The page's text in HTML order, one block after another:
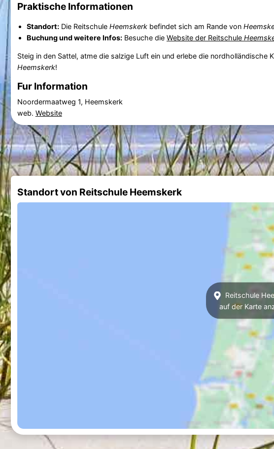
Praktische Informationen
Standort:Die Reitschule Heemskerkbefindet sich am Rande von
Buchung und weitere Infos:Besuche die Website der Reitschule
Steig in den Sattel, atme die salzige Luft ein und erlebe die nordholländische
Heemskerk!
Fur Information
Noordermaatweg 1, Heemskerk
web. Website
Standort von Reitschule Heemskerk
Reitschule
auf der Karte